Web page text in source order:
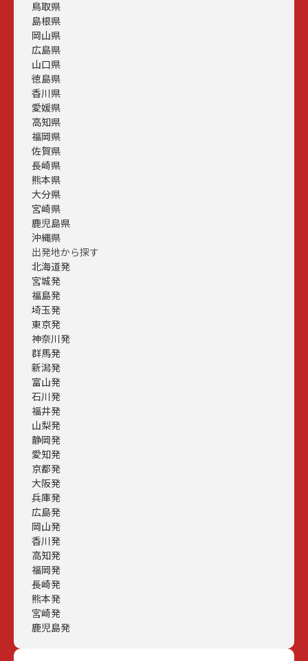
鳥取県
島根県
岡山県
広島県
山口県
徳島県
香川県
愛媛県
高知県
福岡県
佐賀県
長崎県
熊本県
大分県
宮崎県
鹿児島県
沖縄県
出発地から探す
北海道発
宮城発
福島発
埼玉発
東京発
神奈川発
群馬発
新潟発
富山発
石川発
福井発
山梨発
静岡発
愛知発
京都発
大阪発
兵庫発
広島発
岡山発
香川発
高知発
福岡発
長崎発
熊本発
宮崎発
鹿児島発